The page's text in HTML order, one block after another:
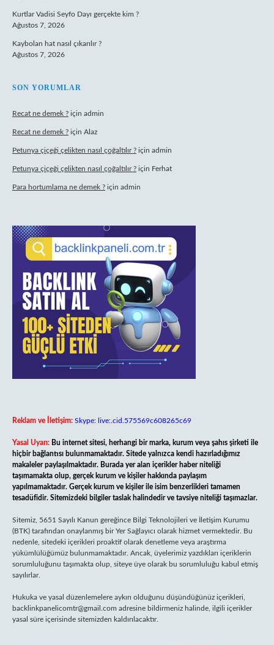
Kurtlar Vadisi Seyfo Dayı gerçekte kim ?
Ağustos 7, 2026
Kaybolan hat nasıl çıkarılır ?
Ağustos 7, 2026
SON YORUMLAR
Recat ne demek ? için admin
Recat ne demek ? için Alaz
Petunya çiçeği çelikten nasıl çoğaltılır ? için admin
Petunya çiçeği çelikten nasıl çoğaltılır ? için Ferhat
Para hortumlama ne demek ? için admin
Reklam ve İletişim: Skype: live:.cid.575569c608265c69
Yasal Uyarı: Bu internet sitesi, herhangi bir marka, kurum veya şahıs şirketi ile
hiçbir bağlantısı bulunmamaktadır. Sitede yalnızca kendi hazırladığımız
makaleler paylaşılmaktadır. Burada yer alan içerikler haber niteliği
taşımamakta olup, gerçek kurum ve kişiler hakkında paylaşım
yapılmamaktadır. Gerçek kurum ve kişiler ile isim benzerlikleri tamamen
tesadüfidir. Sitemizdeki bilgiler taslak halindedir ve tavsiye niteliği taşımazlar.
Sitemiz, 5651 Sayılı Kanun gereğince Bilgi Teknolojileri ve İletişim Kurumu
(BTK) tarafından onaylanmış bir Yer Sağlayıcı olarak hizmet vermektedir. Bu
nedenle, sitedeki içerikleri proaktif olarak denetleme veya araştırma
yükümlülüğümüz bulunmamaktadır. Ancak, üyelerimiz yazdıkları içeriklerin
sorumluluğunu taşımakta olup, siteye üye olarak bu sorumluluğu kabul etmiş
sayılırlar.
Hukuka ve yasal düzenlemelere aykırı olduğunu düşündüğünüz içerikleri,
backlinkpanelicomtr@gmail.com adresine bildirmeniz halinde, ilgili içerikler
yasal süre içerisinde sitemizden kaldırılacaktır.